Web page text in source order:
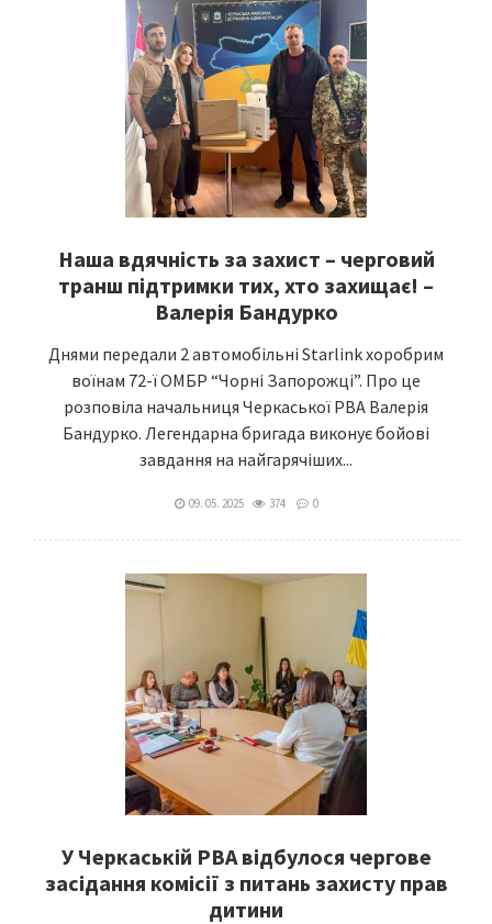
Наша вдячність за захист – черговий
транш підтримки тих, хто захищає! –
Валерія Бандурко
Днями передали 2 автомобільні Starlink хоробрим
воїнам 72-ї ОМБР “Чорні Запорожці”. Про це
розповіла начальниця Черкаської РВА Валерія
Бандурко. Легендарна бригада виконує бойові
завдання на найгарячіших...
09. 05. 2025 374 0
У Черкаській РВА відбулося чергове
засідання комісії з питань захисту прав
дитини